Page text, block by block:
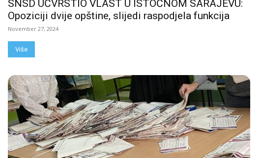
SNSD UČVRSTIO VLAST U ISTOČNOM SARAJEVU:
Opoziciji dvije opštine, slijedi raspodjela funkcija
November 27, 2024
Više